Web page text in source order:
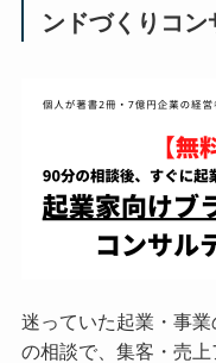
ンドづくりコ
迷っていた起業・事
の相談で、集客・売